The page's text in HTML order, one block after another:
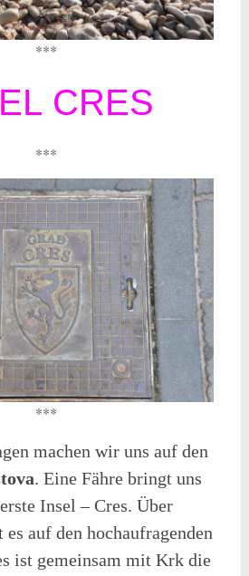
***
CRES
***
***
machen wir uns auf den
. Eine Fähre bringt uns
Insel – Cres. Über
es auf den hochaufragenden
ist gemeinsam mit Krk die